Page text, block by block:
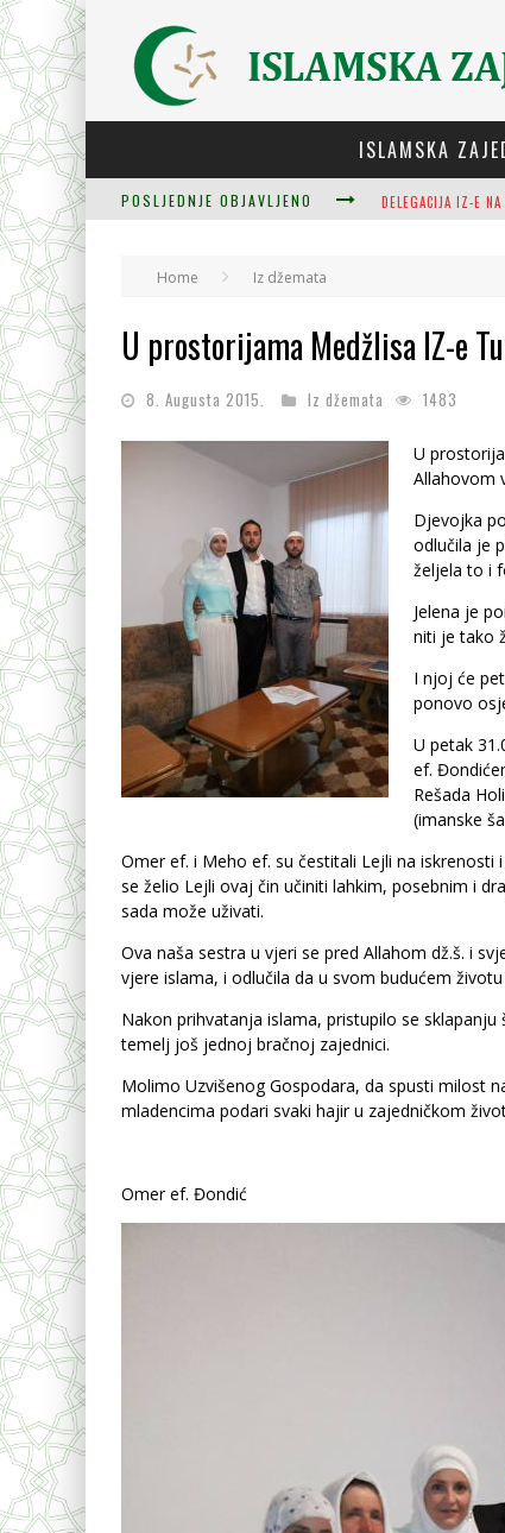
ISLAMSKA
POSLJEDNJE OBJAVLJENO
ZULUM SE KIDA
Home Iz džemata
U prostorijama Medžlisa IZ-e
8. Augusta 2015. Iz džemata 1483
U
Allahovom
Djevojka
odlučila je
željela to i
Jelena je
niti je tako
I njoj će
ponovo
U petak
ef.
Rešada
(imanske
Omer ef. i Meho ef. su čestitali Lejli na
se želio Lejli ovaj čin učiniti lahkim, posebnim i
sada može uživati.
Ova naša sestra u vjeri se pred Allahom dž.š. i
vjere islama, i odlučila da u svom budućem
Nakon prihvatanja islama, pristupilo se
temelj još jednoj bračnoj zajednici.
Molimo Uzvišenog Gospodara, da spusti milost
mladencima podari svaki hajir u zajedničkom
Omer ef. Đondić